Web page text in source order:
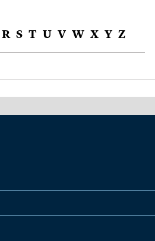
R S T U V W X Y Z